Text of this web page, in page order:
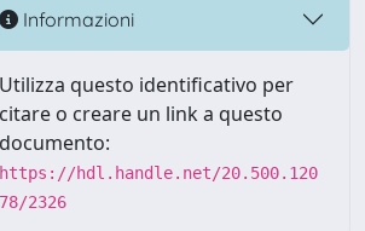
Informazioni
Utilizza questo identificativo per
citare o creare un link a questo
documento:
https://hdl.handle.net/20.500.120
78/2326